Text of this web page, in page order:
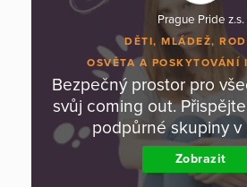
Prague Pride z.s.
DĚTI, MLÁDEŽ,
OSVĚTA A POSKYTOVÁNÍ
Bezpečný prostor pro
svůj coming out.
podpůrné skupiny v
Zobrazit